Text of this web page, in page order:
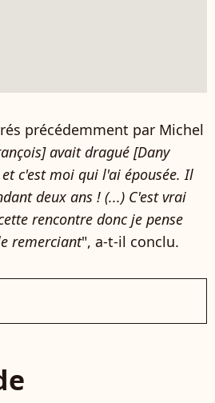
précédemment par Michel
avait dragué [Dany
c'est moi qui l'ai épousée. Il
deux ans ! (...) C'est vrai
rencontre donc je pense
remerciant", a-t-il conclu.